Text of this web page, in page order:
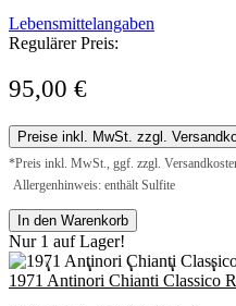
Lebensmittelangaben
Regulärer Preis:
95,00 €
Preise inkl. MwSt. zzgl.
*Preis inkl. MwSt., ggf. zzgl.
Allergenhinweis: enthält Sulfite
In den Warenkorb
Nur 1 auf Lager!
1971 Antinori Chianti Classico